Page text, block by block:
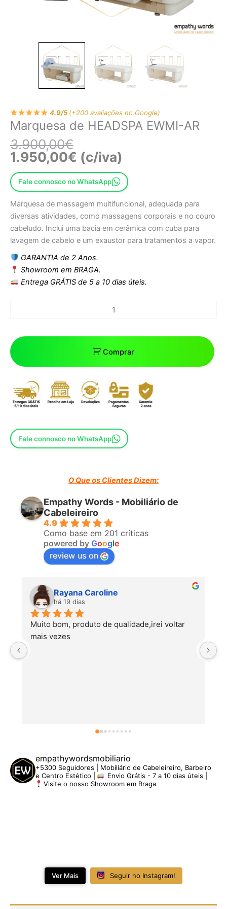
4.9/5(+200 avaliações no Google)
Marquesa de HEADSPA EWMI-AR
3.900,00€
1.950,00€ (c/iva)
Fale connosco no WhatsApp
Marquesa de massagem multifuncional, adequada para
diversas atividades, como massagens corporais e no couro
cabeludo. Inclui uma bacia em cerâmica com cuba para
lavagem de cabelo e um exaustor para tratamentos a vapor.
GARANTIA de 2 Anos.
Showroom em BRAGA.
Entrega GRÁTIS de 5 a 10 dias úteis.
Comprar
Fale connosco no WhatsApp
O Que os Clientes Dizem:
Empathy Words - Mobiliário de
Cabeleireiro
4.9
Como base em 201 críticas
powered by Google
review us on
Rayana Caroline
há 19 dias
Muito bom, produto de qualidade,irei voltar
mais vezes
empathywordsmobiliario
+5300 Seguidores | Mobiliário de Cabeleireiro, Barbeiro
e Centro Estético |
Envio Grátis - 7 a 10 dias úteis |
Visite o nosso Showroom em Braga
Ver Mais Seguir no Instagram!